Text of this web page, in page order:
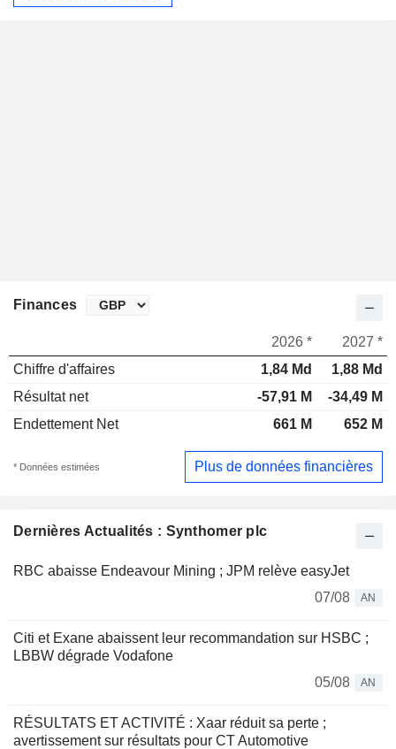
Dernières Actualités : Synthomer plc
RBC abaisse Endeavour Mining ; JPM relève easyJet
07/08
AN
Citi et Exane abaissent leur recommandation sur HSBC ;
LBBW dégrade Vodafone
05/08
AN
RÉSULTATS ET ACTIVITÉ : Xaar réduit sa perte ;
avertissement sur résultats pour CT Automotive
Finances
2026 *
2027 *
Chiffre d'affaires
1,84 Md
1,88 Md
Résultat net
-57,91 M
-34,49 M
Endettement Net
661 M 652 M
* Données estimées Plus de données financières